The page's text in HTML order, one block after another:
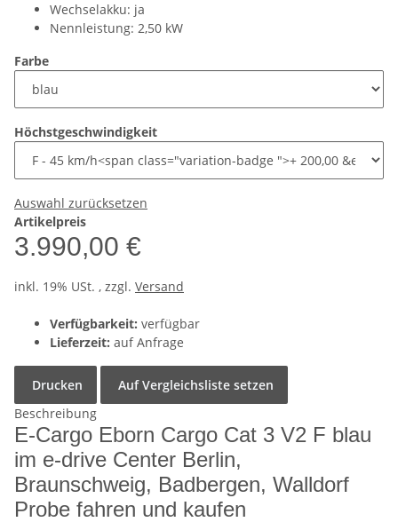
Wechselakku: ja
Nennleistung: 2,50 kW
Farbe
Höchstgeschwindigkeit
Auswahl zurücksetzen
Artikelpreis
3.990,00 €
inkl. 19% USt. , zzgl. Versand
Verfügbarkeit: verfügbar
Lieferzeit: auf Anfrage
Drucken
Auf Vergleichsliste setzen
Beschreibung
E-Cargo Eborn Cargo Cat 3 V2 F blau
im e-drive Center Berlin,
Braunschweig, Badbergen, Walldorf
Probe fahren und kaufen